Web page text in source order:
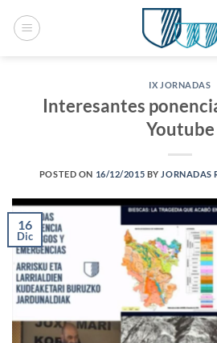
IX JORNADAS
Interesantes
Youtube
POSTED ON 16/12/2015 BY JORNADAS
16
Dic